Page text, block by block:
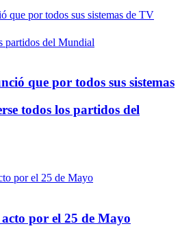
que por todos sus sistemas
todos los partidos del
por el 25 de Mayo